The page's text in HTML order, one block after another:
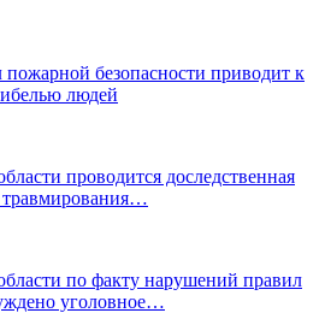
безопасности приводит к
людей
проводится доследственная
травмирования…
по факту нарушений правил
уголовное…